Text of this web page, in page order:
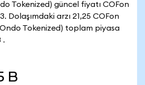
Tokenized) güncel fiyatı COFon
Dolaşımdaki arzı 21,25 COFon
Tokenized) toplam piyasa
.
B